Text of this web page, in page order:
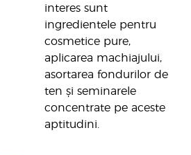
interes sunt
ingredientele pentru
cosmetice pure,
aplicarea machiajului,
asortarea fondurilor de
ten și seminarele
concentrate pe aceste
aptitudini.